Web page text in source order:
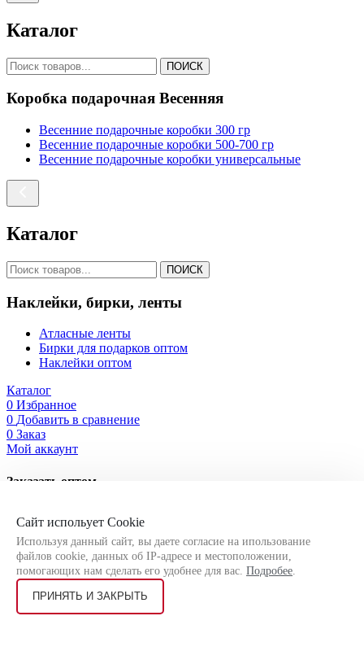
Сайт испольует Cookie
Используя данный сайт, вы даете согласие на ипользование
файлов cookie, данных об IP-адресе и местоположении,
помогающих нам сделать его удобнее для вас. Подробее.
ПРИНЯТЬ И ЗАКРЫТЬ
Каталог
ПОИСК
Коробка подарочная Весенняя
Весенние подарочные коробки 300 гр
Весенние подарочные коробки 500-700 гр
Весенние подарочные коробки универсальные
Каталог
ПОИСК
Наклейки, бирки, ленты
Атласные ленты
Бирки для подарков оптом
Наклейки оптом
Каталог
0 Избранное
0 Добавить в сравнение
0 Заказ
Мой аккаунт
Заказать оптом
с Вами!